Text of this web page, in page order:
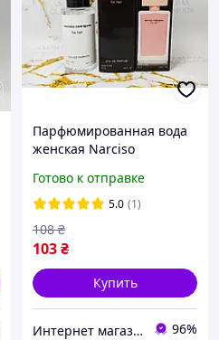
Парфюмированная вода
женская Narciso
(Нарцисо Родригес Фо Хе)
55 мл
Готово к отправке
5.0 (1)
103₴
108 ₴
Купить
Интернет магазин "Aroma Glamour" 96%